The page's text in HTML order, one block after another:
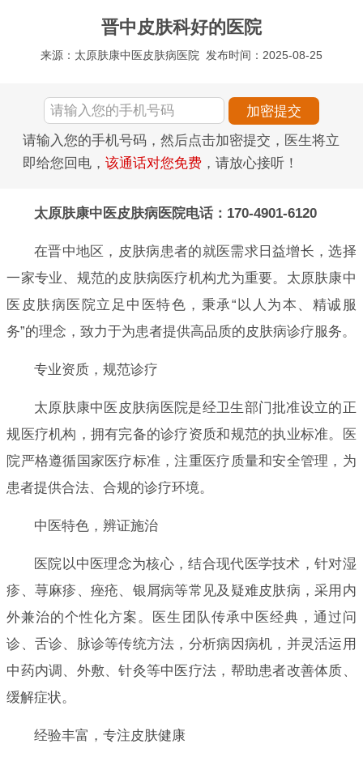
晋中皮肤科好的医院
来源：太原肤康中医皮肤病医院 发布时间：2025-08-25
请输入您的手机号码，然后点击加密提交，医生将立
即给您回电， 该通话对您免费 ，请放心接听！
太原肤康中医皮肤病医院电话：170-4901-6120
在晋中地区，皮肤病患者的就医需求日益增长，选择
一家专业、规范的皮肤病医疗机构尤为重要。太原肤康中
医皮肤病医院立足中医特色，秉承“以人为本、精诚服
务”的理念，致力于为患者提供高品质的皮肤病诊疗服务。
专业资质，规范诊疗
太原肤康中医皮肤病医院是经卫生部门批准设立的正
规医疗机构，拥有完备的诊疗资质和规范的执业标准。医
院严格遵循国家医疗标准，注重医疗质量和安全管理，为
患者提供合法、合规的诊疗环境。
中医特色，辨证施治
医院以中医理念为核心，结合现代医学技术，针对湿
疹、荨麻疹、痤疮、银屑病等常见及疑难皮肤病，采用内
外兼治的个性化方案。医生团队传承中医经典，通过问
诊、舌诊、脉诊等传统方法，分析病因病机，并灵活运用
中药内调、外敷、针灸等中医疗法，帮助患者改善体质、
缓解症状。
经验丰富，专注皮肤健康